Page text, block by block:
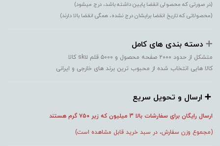
(در صورتی که محصولی انقضا پایین داشته باشد، درج میشود)
(محصولاتی که تاریخ انقضا برایشان درج نشده، همگی انقضا بالا دارند)
➕️ دسته بندی های کامل
متشکل از حدود ۲۰۰۰ صفحه محصول و ۵۰۰۰ قلم sku کالا
کالا هایی انتخاب شده از محبوب ترین برند های خارجی و ایرانی
➕️ ارسال و تحویل سریع
ارسال رایگان برای سفارشات بالا 3 میلیون که زیر ۷۵۰ گرم هستند
(مجموع وزن سفارش، در سبد خرید قابل مشاهده است)